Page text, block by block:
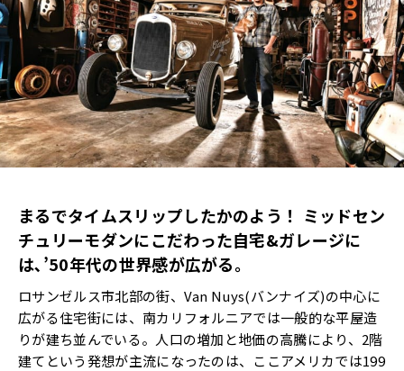
まるでタイムスリップしたかのよう！ ミッドセン
チュリーモダンにこだわった自宅&ガレージに
は､’50年代の世界感が広がる｡
ロサンゼルス市北部の街、Van Nuys(バンナイズ)の中心に
広がる住宅街には、南カリフォルニアでは一般的な平屋造
りが建ち並んでいる。人口の増加と地価の高騰により、2階
建てという発想が主流になったのは、ここアメリカでは199